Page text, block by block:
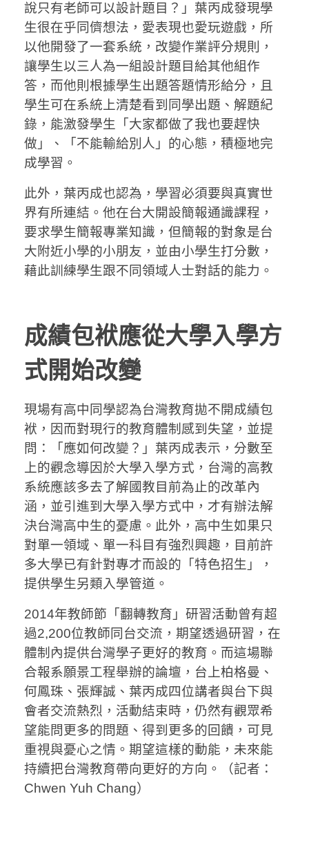
說只有老師可以設計題目？」葉丙成發現學
生很在乎同儕想法，愛表現也愛玩遊戲，所
以他開發了一套系統，改變作業評分規則，
讓學生以三人為一組設計題目給其他組作
答，而他則根據學生出題答題情形給分，且
學生可在系統上清楚看到同學出題、解題紀
錄，能激發學生「大家都做了我也要趕快
做」、「不能輸給別人」的心態，積極地完
成學習。
此外，葉丙成也認為，學習必須要與真實世
界有所連結。他在台大開設簡報通識課程，
要求學生簡報專業知識，但簡報的對象是台
大附近小學的小朋友，並由小學生打分數，
藉此訓練學生跟不同領域人士對話的能力。
成績包袱應從大學入學方
式開始改變
現場有高中同學認為台灣教育拋不開成績包
袱，因而對現行的教育體制感到失望，並提
問：「應如何改變？」葉丙成表示，分數至
上的觀念導因於大學入學方式，台灣的高教
系統應該多去了解國教目前為止的改革內
涵，並引進到大學入學方式中，才有辦法解
決台灣高中生的憂慮。此外，高中生如果只
對單一領域、單一科目有強烈興趣，目前許
多大學已有針對專才而設的「特色招生」，
提供學生另類入學管道。
2014年教師節「翻轉教育」研習活動曾有超
過2,200位教師同台交流，期望透過研習，在
體制內提供台灣學子更好的教育。而這場聯
合報系願景工程舉辦的論壇，台上柏格曼、
何鳳珠、張輝誠、葉丙成四位講者與台下與
會者交流熱烈，活動結束時，仍然有觀眾希
望能問更多的問題、得到更多的回饋，可見
重視與憂心之情。期望這樣的動能，未來能
持續把台灣教育帶向更好的方向。
（記者：
Chwen Yuh Chang）